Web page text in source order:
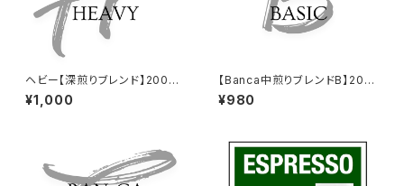
ヘビー【深煎りブレンド】200ｇ
入り
¥1,000
【Banca中煎りブレンドB】200
ｇ入り(ベーシック)
¥980